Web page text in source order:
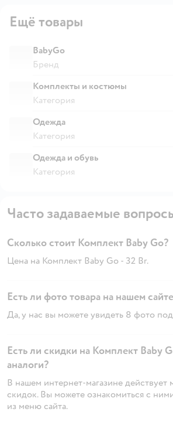
Ещё товары
BabyGo
Бренд
Комплекты и костюмы
Категория
Одежда
Категория
Одежда и обувь
Категория
Часто задаваемые
Сколько стоит Комплект Baby Gо?
Цена на Комплект Baby Gо - 32 Br.
Есть ли фото товара на нашем
Да, у нас вы можете увидеть 8 фото
Есть ли скидки на Комплект Baby
аналоги?
В нашем интернет-магазине действует
скидок. Вы можете ознакомиться с
из меню сайта.